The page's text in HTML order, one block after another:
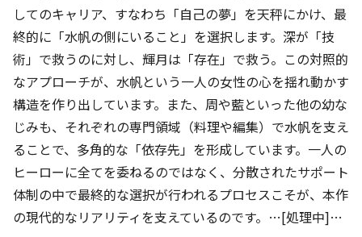
してのキャリア、すなわち「自己の夢」を天秤にかけ、最
終的に「水帆の側にいること」を選択します。深が「技
術」で救うのに対し、輝月は「存在」で救う。この対照的
なアプローチが、水帆という一人の女性の心を揺れ動かす
構造を作り出しています。また、周や藍といった他の幼な
じみも、それぞれの専門領域（料理や編集）で水帆を支え
ることで、多角的な「依存先」を形成しています。一人の
ヒーローに全てを委ねるのではなく、分散されたサポート
体制の中で最終的な選択が行われるプロセスこそが、本作
の現代的なリアリティを支えているのです。…[処理中]…